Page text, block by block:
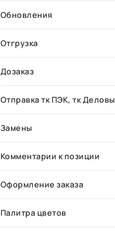
Обновления
Отгрузка
Дозаказ
Отправка тк ПЭК, тк
Замены
Комментарии к позиции
Оформление заказа
Палитра цветов